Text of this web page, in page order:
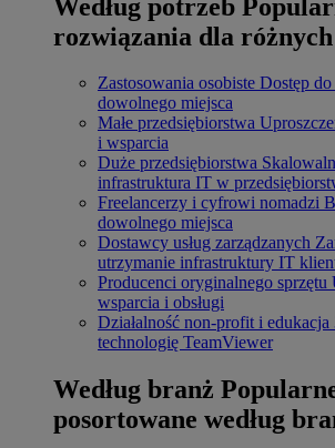
Według potrzeb
rozwiązania dla różnych
Zastosowania osobiste Dostęp
dowolnego miejsca
Małe przedsiębiorstwa
i wsparcia
Duże przedsiębiorstwa
infrastruktura IT w
Freelancerzy i cyfrowi nomadzi
dowolnego miejsca
Dostawcy usług zarządzanych
utrzymanie infrastruktury IT
Producenci oryginalnego sprzętu
wsparcia i obsługi
Działalność non-profit i edukacja
technologię TeamViewer
Według branż
posortowane według